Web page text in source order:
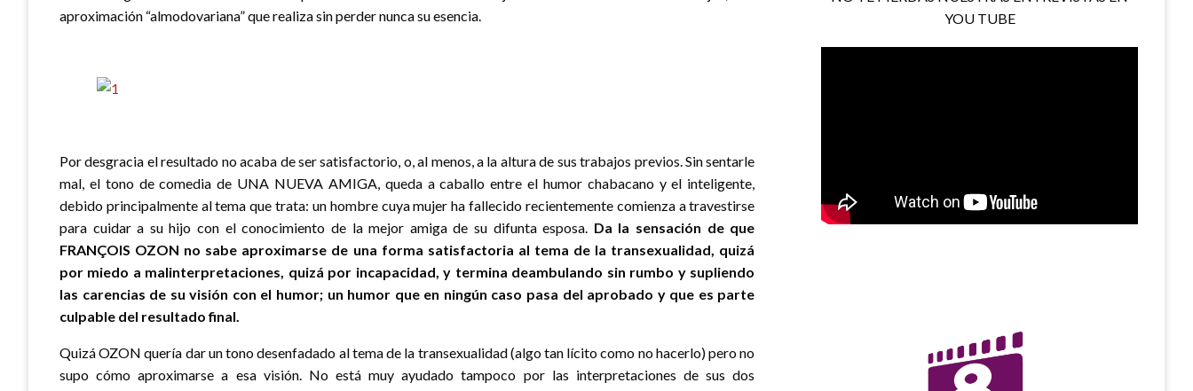
aproximación “almodovariana” que realiza sin perder nunca su esencia.
Por desgracia el resultado no acaba de ser satisfactorio, o, al menos, a la altura de sus trabajos previos. Sin sentarle
mal, el tono de comedia de UNA NUEVA AMIGA, queda a caballo entre el humor chabacano y el inteligente,
debido principalmente al tema que trata: un hombre cuya mujer ha fallecido recientemente comienza a travestirse
para cuidar a su hijo con el conocimiento de la mejor amiga de su difunta esposa. Da la sensación de que
FRANÇOIS OZON no sabe aproximarse de una forma satisfactoria al tema de la transexualidad, quizá
por miedo a malinterpretaciones, quizá por incapacidad, y termina deambulando sin rumbo y supliendo
las carencias de su visión con el humor; un humor que en ningún caso pasa del aprobado y que es parte
culpable del resultado final.
Quizá OZON quería dar un tono desenfadado al tema de la transexualidad (algo tan lícito como no hacerlo) pero no
supo cómo aproximarse a esa visión. No está muy ayudado tampoco por las interpretaciones de sus dos
YOU TUBE